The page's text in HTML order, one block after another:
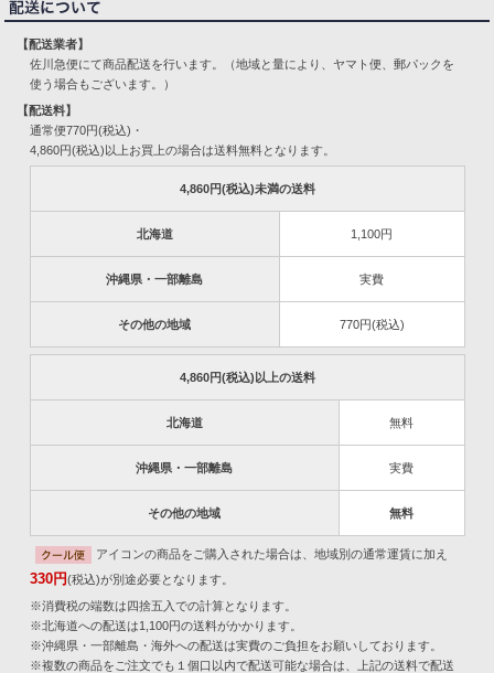
【配送業者】
佐川急便にて商品配送を行います。（地域と量により、ヤマト便、郵パックを
使う場合もございます。）
【配送料】
通常便770円(税込)・
4,860円(税込)以上お買上の場合は送料無料となります。
4,860円(税込)未満の送料
北海道 1,100円
沖縄県・一部離島 実費
その他の地域 770円(税込)
4,860円(税込)以上の送料
北海道 無料
沖縄県・一部離島 実費
その他の地域 無料
アイコンの商品をご購入された場合は、地域別の通常運賃に加え
330円(税込)が別途必要となります。
※消費税の端数は四捨五入での計算となります。
※北海道への配送は1,100円の送料がかかります。
※沖縄県・一部離島・海外への配送は実費のご負担をお願いしております。
※複数の商品をご注文でも１個口以内で配送可能な場合は、上記の送料で配送